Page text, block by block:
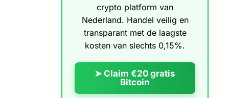
crypto platform van
Nederland. Handel veilig en
transparant met de laagste
kosten van slechts 0,15%.
➤ Claim €20 gratis
Bitcoin